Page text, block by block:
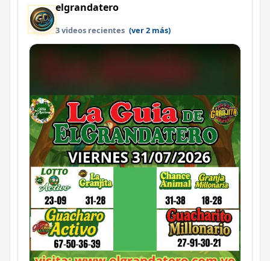
elgrandatero
3 videos recientes (ver 2 más)